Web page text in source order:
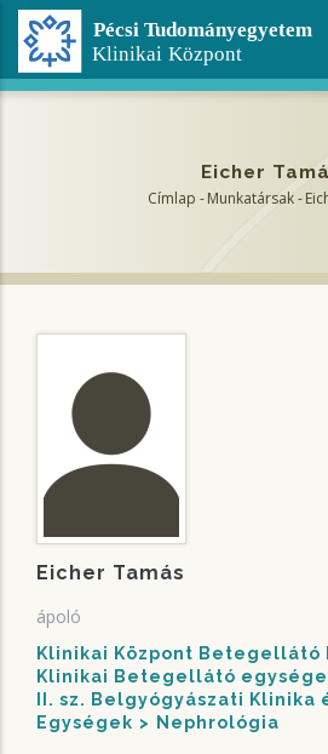
Ugrás
tartalomra
Eicher
Címlap - Munkatársak -
Eicher Tamás
ápoló
Klinikai Központ Betegellátó
Klinikai Betegellátó
II. sz. Belgyógyászati
Egységek
Nephrológia